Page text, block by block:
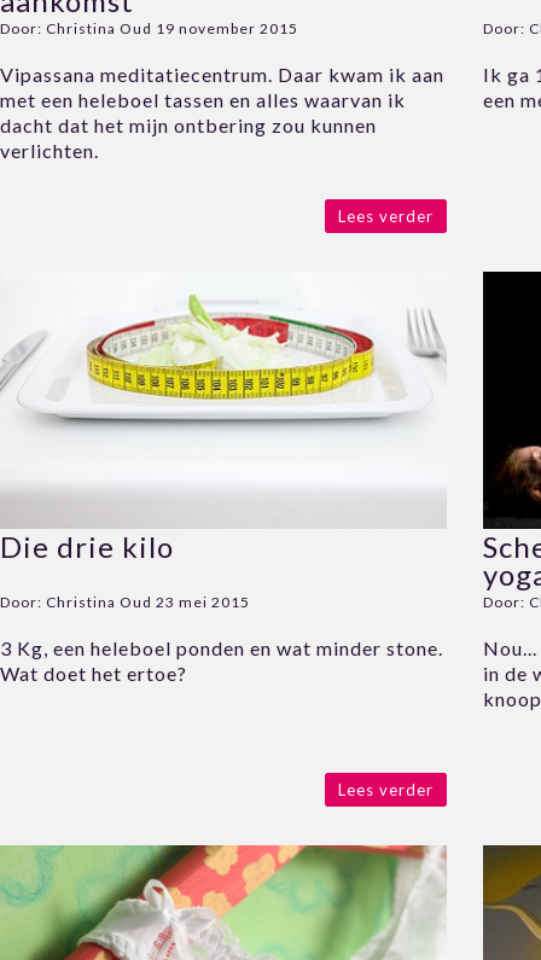
Door: Christina Oud 19 november 2015
Vipassana meditatiecentrum. Daar kwam ik aan
met een heleboel tassen en alles waarvan ik
dacht dat het mijn ontbering zou kunnen
verlichten.
Lees verder
Door:
Ik ga
een
Die drie kilo
Door: Christina Oud 23 mei 2015
3 Kg, een heleboel ponden en wat minder stone.
Wat doet het ertoe?
Lees verder
Door:
in de